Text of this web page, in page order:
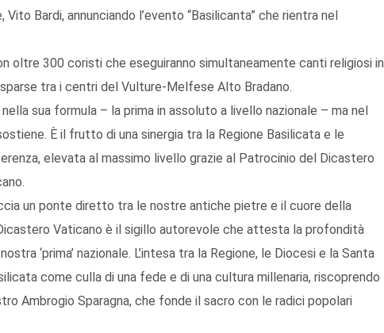
Bardi, annunciando l’evento “Basilicanta” che rientra nel
oltre 300 coristi che eseguiranno simultaneamente canti religiosi in
tra i centri del Vulture-Melfese Alto Bradano.
nella sua formula – la prima in assoluto a livello nazionale – ma nel
È il frutto di una sinergia tra la Regione Basilicata e le
elevata al massimo livello grazie al Patrocinio del Dicastero
un ponte diretto tra le nostre antiche pietre e il cuore della
Vaticano è il sigillo autorevole che attesta la profondità
‘prima’ nazionale. L’intesa tra la Regione, le Diocesi e la Santa
come culla di una fede e di una cultura millenaria, riscoprendo
Ambrogio Sparagna, che fonde il sacro con le radici popolari